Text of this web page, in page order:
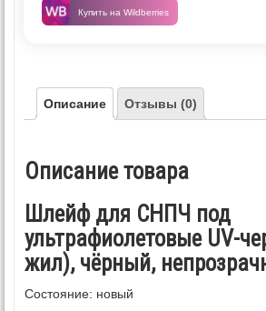
Купить на Wildberries
Описание Отзывы (0)
Описание товара
Шлейф для СНПЧ под
ультрафиолетовые UV-
жил), чёрный,
Состояние: новый